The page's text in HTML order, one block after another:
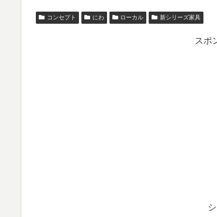
コンセプト にわ ローカル 新シリーズ家具
スポ